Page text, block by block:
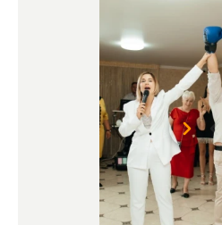
Item
1
of
6